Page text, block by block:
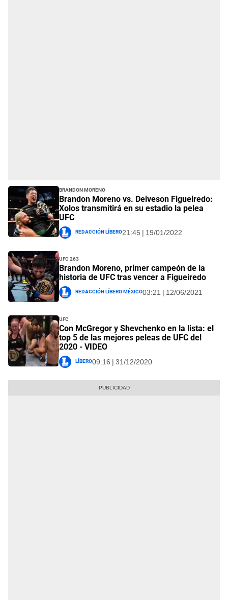
Brandon Moreno
Brandon Moreno vs. Deiveson Figueiredo:
Xolos transmitirá en su estadio la pelea
UFC
Redacción Líbero21:45 | 19/01/2022
UFC 263
Brandon Moreno, primer campeón de la
historia de UFC tras vencer a Figueiredo
Redacción Líbero México03:21 | 12/06/2021
UFC
Con McGregor y Shevchenko en la lista: el
top 5 de las mejores peleas de UFC del
2020 - VIDEO
Líbero09:16 | 31/12/2020